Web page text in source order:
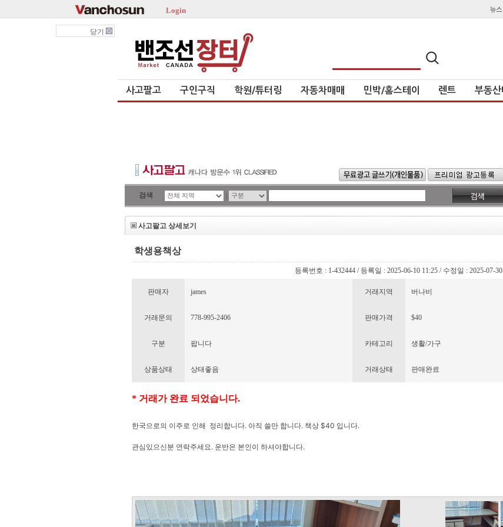
Login
닫기
사고팔고 구인구직 학원/튜터링 자동차매매 민박/홈스테이 렌트 부동산
검색 |
사고팔고 상세보기
학생용책상
등록번호 : 1-432444 / 등록일 : 2025-06-10 11:25 / 수정일 : 2025-07-
판매자 james 거래지역 버나비
거래문의 778-995-2406 판매가격 $40
구분 팝니다 카테고리 생활/가구
상품상태 상태좋음 거래상태 판매완료
* 거래가 완료 되었습니다.
한국으로의 이주로 인해 정리합니다. 아직 쓸만 합니다. 책상 $40 입니다.
관심있으신분 연락주세요. 운반은 본인이 하셔야합니다.